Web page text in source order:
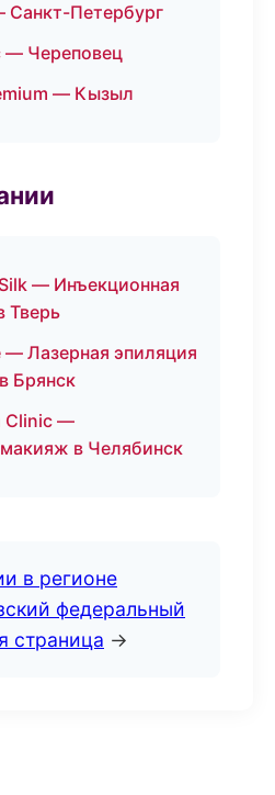
Петербург
— Череповец
— Кызыл
— Инъекционная
Тверь
— Лазерная эпиляция
Брянск
Clinic —
в Челябинск
в регионе
федеральный
страница →